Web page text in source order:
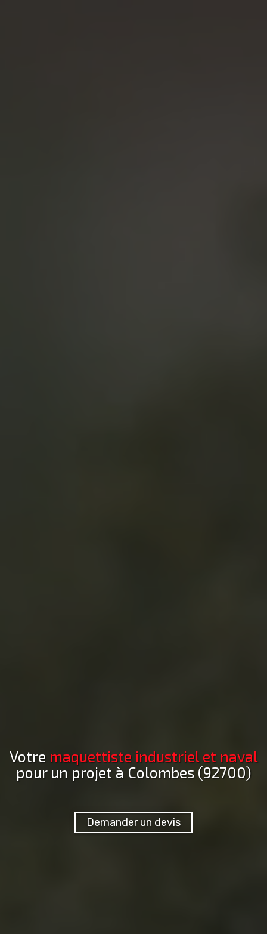
Votre maquettiste industriel et naval
pour un projet à Colombes (92700)
Demander un devis